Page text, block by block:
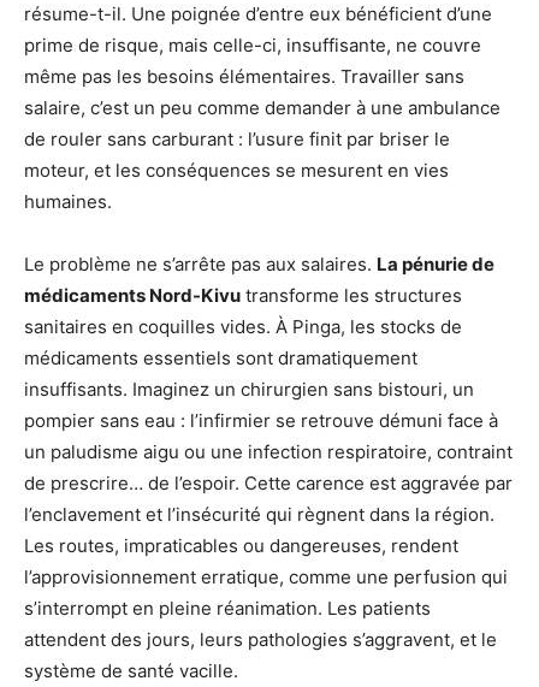
résume-t-il. Une poignée d’entre eux bénéficient d’une
prime de risque, mais celle-ci, insuffisante, ne couvre
même pas les besoins élémentaires. Travailler sans
salaire, c’est un peu comme demander à une ambulance
de rouler sans carburant : l’usure finit par briser le
moteur, et les conséquences se mesurent en vies
humaines.
Le problème ne s’arrête pas aux salaires. La pénurie de
médicaments Nord-Kivu transforme les structures
sanitaires en coquilles vides. À Pinga, les stocks de
médicaments essentiels sont dramatiquement
insuffisants. Imaginez un chirurgien sans bistouri, un
pompier sans eau : l’infirmier se retrouve démuni face à
un paludisme aigu ou une infection respiratoire, contraint
de prescrire… de l’espoir. Cette carence est aggravée par
l’enclavement et l’insécurité qui règnent dans la région.
Les routes, impraticables ou dangereuses, rendent
l’approvisionnement erratique, comme une perfusion qui
s’interrompt en pleine réanimation. Les patients
attendent des jours, leurs pathologies s’aggravent, et le
système de santé vacille.